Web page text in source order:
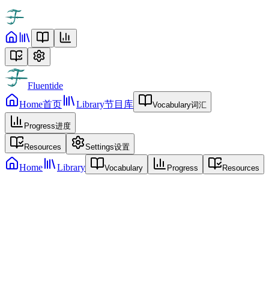
Fluentide
Home首页 Library节目库 Vocabulary词汇
Progress进度
Resources Settings设置
Home Library Vocabulary Progress Resources